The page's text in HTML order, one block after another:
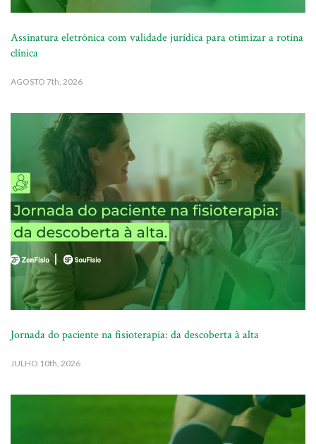
Assinatura eletrônica com validade jurídica para otimizar a rotina
clínica
AGOSTO 7th, 2026
Jornada do paciente na fisioterapia: da descoberta à alta
JULHO 10th, 2026